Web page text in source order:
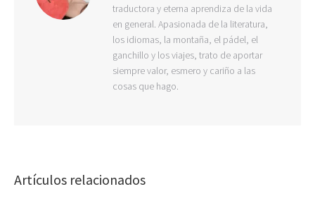
traductora y eterna aprendiza de la vida
en general. Apasionada de la literatura,
los idiomas, la montaña, el pádel, el
ganchillo y los viajes, trato de aportar
siempre valor, esmero y cariño a las
cosas que hago.
Artículos relacionados